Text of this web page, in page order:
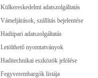
Külkereskedelmi adatszolgáltatás
Vámeljárások, szállítás bejelentése
Hadiipari adatszolgáltatás
Letölthető nyomtatványok
Haditechnikai eszközök jelölése
Fegyverembargók listája